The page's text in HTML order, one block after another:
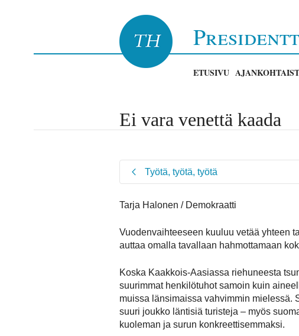
ETUSIVU
Ei vara venettä kaada
Työtä, työtä, työtä
Tarja Halonen / Demokraatti
Vuodenvaihteeseen kuuluu vetää yhteen
auttaa omalla tavallaan hahmottamaan
Koska Kaakkois-Aasiassa riehuneesta
suurimmat henkilötuhot samoin kuin
muissa länsimaissa vahvimmin mielessä.
suuri joukko läntisiä turisteja – myös
kuoleman ja surun konkreettisemmaksi.